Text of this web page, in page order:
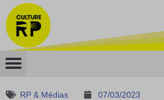
RP & Médias 07/03/2023